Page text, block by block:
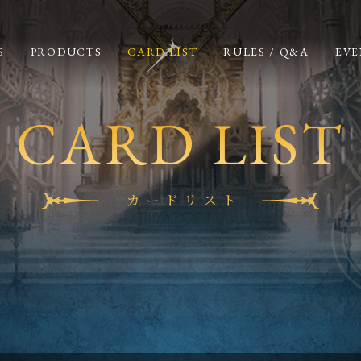
PRODUCTS CARD LIST RULES / Q&A
CARD LIST
カードリスト